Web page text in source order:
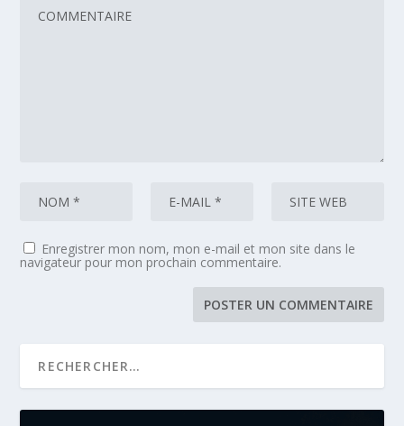
Enregistrer mon nom, mon e-mail et mon site dans le
navigateur pour mon prochain commentaire.